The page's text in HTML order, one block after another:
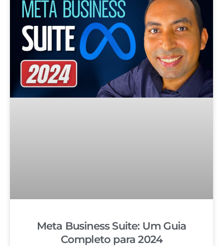
Meta Business Suite: Um Guia
Completo para 2024